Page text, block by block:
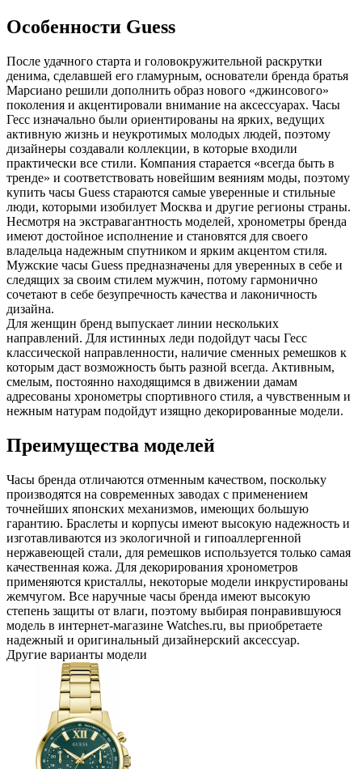
Особенности Guess
После удачного старта и головокружительной раскрутки
денима, сделавшей его гламурным, основатели бренда братья
Марсиано решили дополнить образ нового «джинсового»
поколения и акцентировали внимание на аксессуарах. Часы
Гесс изначально были ориентированы на ярких, ведущих
активную жизнь и неукротимых молодых людей, поэтому
дизайнеры создавали коллекции, в которые входили
практически все стили. Компания старается «всегда быть в
тренде» и соответствовать новейшим веяниям моды, поэтому
купить часы Guess стараются самые уверенные и стильные
люди, которыми изобилует Москва и другие регионы страны.
Несмотря на экстравагантность моделей, хронометры бренда
имеют достойное исполнение и становятся для своего
владельца надежным спутником и ярким акцентом стиля.
Мужские часы Guess предназначены для уверенных в себе и
следящих за своим стилем мужчин, потому гармонично
сочетают в себе безупречность качества и лаконичность
дизайна.
Для женщин бренд выпускает линии нескольких
направлений. Для истинных леди подойдут часы Гесс
классической направленности, наличие сменных ремешков к
которым даст возможность быть разной всегда. Активным,
смелым, постоянно находящимся в движении дамам
адресованы хронометры спортивного стиля, а чувственным и
нежным натурам подойдут изящно декорированные модели.
Преимущества моделей
Часы бренда отличаются отменным качеством, поскольку
производятся на современных заводах с применением
точнейших японских механизмов, имеющих большую
гарантию. Браслеты и корпусы имеют высокую надежность и
изготавливаются из экологичной и гипоаллергенной
нержавеющей стали, для ремешков используется только самая
качественная кожа. Для декорирования хронометров
применяются кристаллы, некоторые модели инкрустированы
жемчугом. Все наручные часы бренда имеют высокую
степень защиты от влаги, поэтому выбирая понравившуюся
модель в интернет-магазине Watches.ru, вы приобретаете
надежный и оригинальный дизайнерский аксессуар.
Другие варианты модели